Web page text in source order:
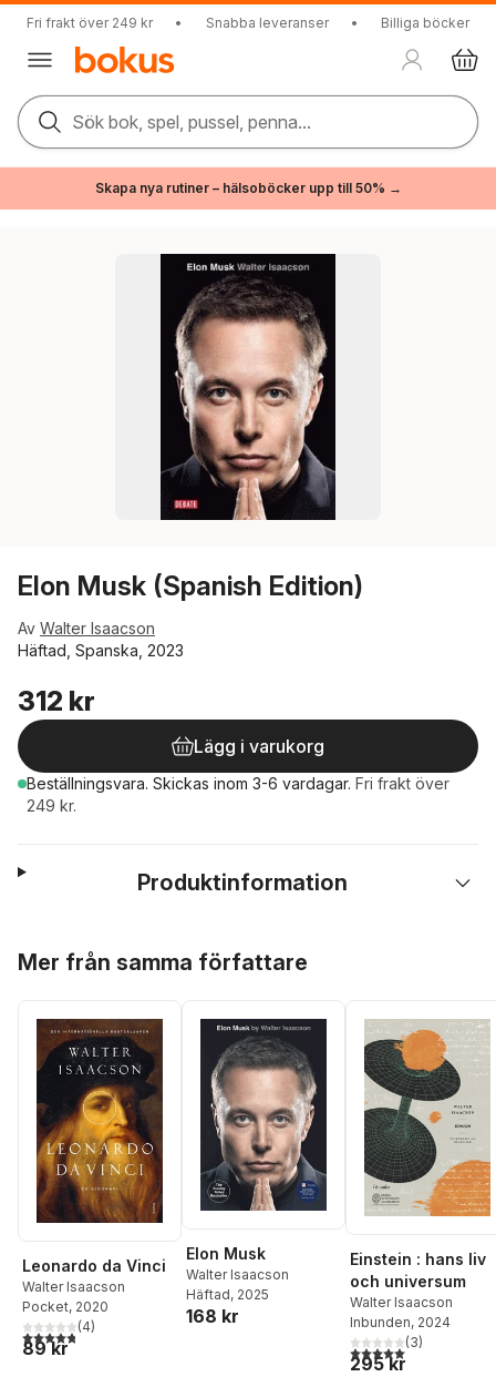
Fri frakt över 249 kr • Snabba leveranser • Billiga böcker
Sök bok, spel, pussel, penna...
Skapa nya rutiner – hälsoböcker upp till 50% →
Elon Musk (Spanish Edition)
Av Walter Isaacson
Häftad, Spanska, 2023
312 kr
Lägg i varukorg
Beställningsvara. Skickas inom 3-6 vardagar. Fri frakt över
249 kr.
Produktinformation
Mer från samma författare
Leonardo da Vinci
Walter Isaacson
Pocket, 2020
4,8utav 5 stjärnor. Totalt antal röster:
(4)
89 kr
Elon Musk
Walter Isaacson
Häftad, 2025
168 kr
Einstein : hans liv
och universum
Walter Isaacson
Inbunden, 2024
5,0utav 5 stjärnor.
(3)
295 kr